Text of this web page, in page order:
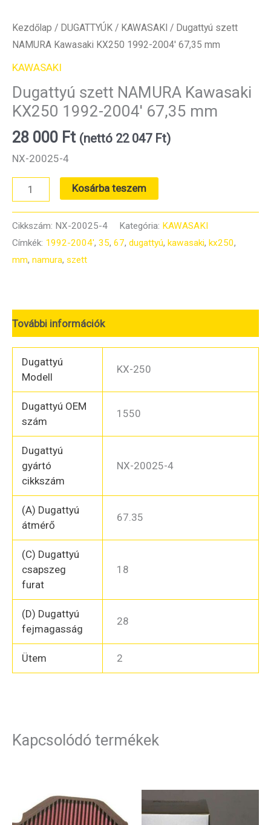
Kezdőlap / DUGATTYÚK / KAWASAKI / Dugattyú szett
NAMURA Kawasaki KX250 1992-2004′ 67,35 mm
KAWASAKI
Dugattyú szett NAMURA Kawasaki
KX250 1992-2004′ 67,35 mm
28 000 Ft (nettó 22 047 Ft)
NX-20025-4
Dugattyú
szett
NAMURA
Kawasaki
mm
mennyiség
Kosárba teszem
Cikkszám: NX-20025-4 Kategória: KAWASAKI
Címkék: 1992-2004', 35, 67, dugattyú, kawasaki, kx250,
mm, namura, szett
További információk
Dugattyú
Modell
KX-250
Dugattyú OEM
szám
1550
Dugattyú
gyártó
cikkszám
NX-20025-4
(A) Dugattyú
átmérő
67.35
(C) Dugattyú
csapszeg
furat
18
(D) Dugattyú
fejmagasság
28
Ütem 2
Kapcsolódó termékek